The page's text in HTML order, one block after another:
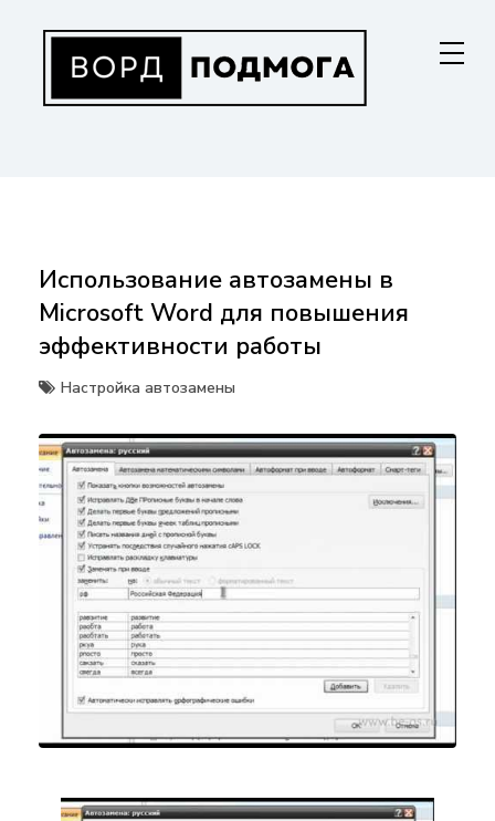
содержанию
Использование автозамены в
Microsoft Word для повышения
эффективности работы
Настройка автозамены